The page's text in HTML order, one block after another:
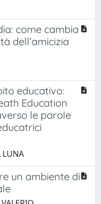
come cambia
dell’amicizia
educativo:
Education
le parole
LUNA
un ambiente di